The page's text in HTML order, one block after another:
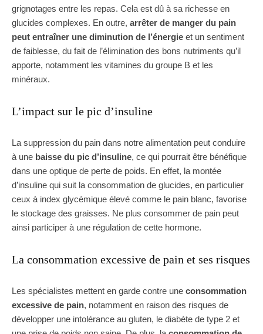
grignotages entre les repas. Cela est dû à sa richesse en
glucides complexes. En outre, arrêter de manger du pain
peut entraîner une diminution de l’énergie et un sentiment
de faiblesse, du fait de l’élimination des bons nutriments qu’il
apporte, notamment les vitamines du groupe B et les
minéraux.
L’impact sur le pic d’insuline
La suppression du pain dans notre alimentation peut conduire
à une baisse du pic d’insuline, ce qui pourrait être bénéfique
dans une optique de perte de poids. En effet, la montée
d’insuline qui suit la consommation de glucides, en particulier
ceux à index glycémique élevé comme le pain blanc, favorise
le stockage des graisses. Ne plus consommer de pain peut
ainsi participer à une régulation de cette hormone.
La consommation excessive de pain et ses risques
Les spécialistes mettent en garde contre une consommation
excessive de pain, notamment en raison des risques de
développer une intolérance au gluten, le diabète de type 2 et